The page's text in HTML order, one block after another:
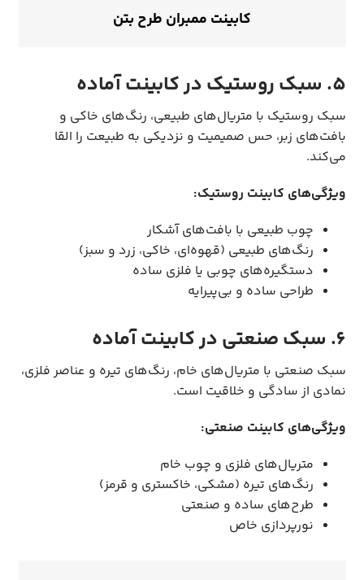
کابینت ممبران طرح بتن
5. سبک روستیک در کابینت آماده
سبک روستیک با متریال‌های طبیعی، رنگ‌های خاکی و
بافت‌های زبر، حس صمیمیت و نزدیکی به طبیعت را القا
می‌کند.
ویژگی‌های کابینت روستیک:
چوب طبیعی با بافت‌های آشکار
رنگ‌های طبیعی (قهوه‌ای، خاکی، زرد و سبز)
دستگیره‌های چوبی یا فلزی ساده
طراحی ساده و بی‌پیرایه
6. سبک صنعتی در کابینت آماده
سبک صنعتی با متریال‌های خام، رنگ‌های تیره و عناصر فلزی،
نمادی از سادگی و خلاقیت است.
ویژگی‌های کابینت صنعتی:
متریال‌های فلزی و چوب خام
رنگ‌های تیره (مشکی، خاکستری و قرمز)
طرح‌های ساده و صنعتی
نورپردازی خاص